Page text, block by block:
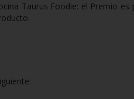
Taurus Foodie: el Premio